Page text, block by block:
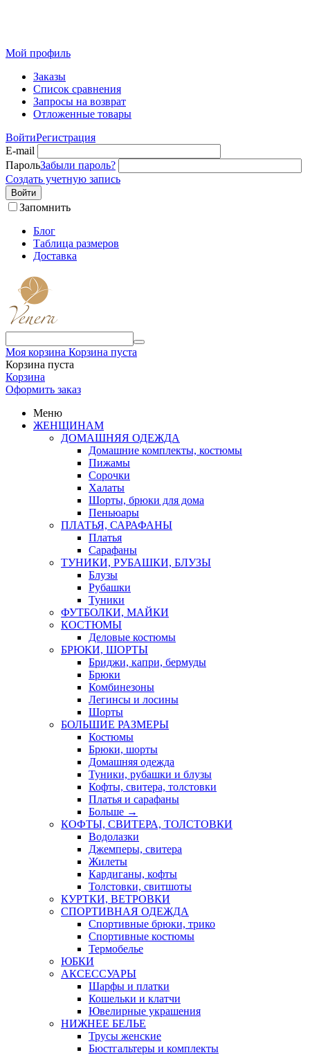
Мой профиль
Заказы
Список сравнения
Запросы на возврат
Отложенные товары
ВойтиРегистрация
E-mail
ПарольЗабыли пароль?
Создать учетную запись
Войти
Запомнить
Блог
Таблица размеров
Доставка
Моя корзина Корзина пуста
Корзина пуста
Корзина
Оформить заказ
Меню
ЖЕНЩИНАМ
ДОМАШНЯЯ ОДЕЖДА
Домашние комплекты, костюмы
Пижамы
Сорочки
Халаты
Шорты, брюки для дома
Пеньюары
ПЛАТЬЯ, САРАФАНЫ
Платья
Сарафаны
ТУНИКИ, РУБАШКИ, БЛУЗЫ
Блузы
Рубашки
Туники
ФУТБОЛКИ, МАЙКИ
КОСТЮМЫ
Деловые костюмы
БРЮКИ, ШОРТЫ
Бриджи, капри, бермуды
Брюки
Комбинезоны
Легинсы и лосины
Шорты
БОЛЬШИЕ РАЗМЕРЫ
Костюмы
Брюки, шорты
Домашняя одежда
Туники, рубашки и блузы
Кофты, свитера, толстовки
Платья и сарафаны
Больше →
КОФТЫ, СВИТЕРА, ТОЛСТОВКИ
Водолазки
Джемперы, свитера
Жилеты
Кардиганы, кофты
Толстовки, свитшоты
КУРТКИ, ВЕТРОВКИ
СПОРТИВНАЯ ОДЕЖДА
Спортивные брюки, трико
Спортивные костюмы
Термобелье
ЮБКИ
AКСЕССУАРЫ
Шарфы и платки
Кошельки и клатчи
Ювелирные украшения
НИЖНЕЕ БЕЛЬЕ
Трусы женские
Бюстгальтеры и комплекты